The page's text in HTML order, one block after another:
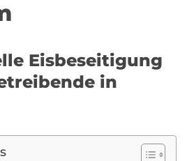
Eisbeseitigung
in